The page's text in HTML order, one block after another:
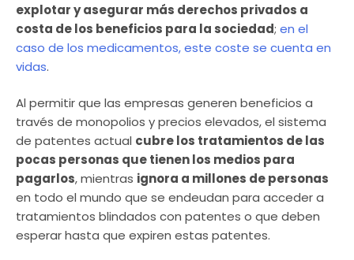
explotar y asegurar más derechos privados a
costa de los beneficios para la sociedad; en el
caso de los medicamentos, este coste se cuenta en
vidas.
Al permitir que las empresas generen beneficios a
través de monopolios y precios elevados, el sistema
de patentes actual cubre los tratamientos de las
pocas personas que tienen los medios para
pagarlos, mientras ignora a millones de personas
en todo el mundo que se endeudan para acceder a
tratamientos blindados con patentes o que deben
esperar hasta que expiren estas patentes.